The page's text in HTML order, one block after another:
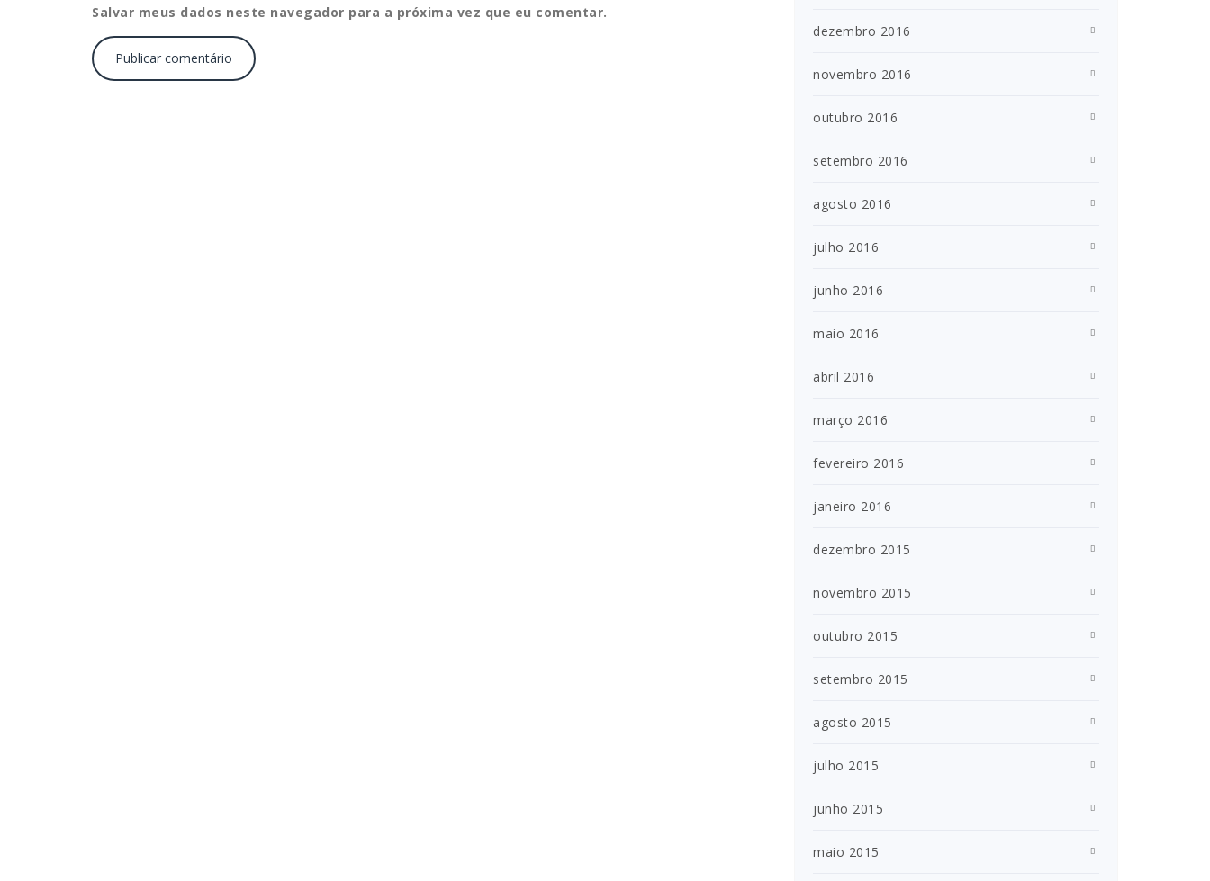
Salvar meus dados neste navegador para a próxima vez que eu comentar.
dezembro 2016
novembro 2016
outubro 2016
setembro 2016
agosto 2016
julho 2016
junho 2016
maio 2016
abril 2016
março 2016
fevereiro 2016
janeiro 2016
dezembro 2015
novembro 2015
outubro 2015
setembro 2015
agosto 2015
julho 2015
junho 2015
maio 2015